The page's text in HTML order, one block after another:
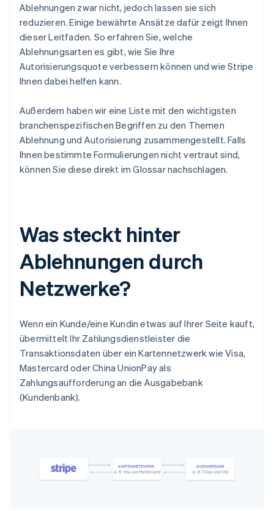
Ablehnungen zwar nicht, jedoch lassen sie sich
reduzieren. Einige bewährte Ansätze dafür zeigt Ihnen
dieser Leitfaden. So erfahren Sie, welche
Ablehnungsarten es gibt, wie Sie Ihre
Autorisierungsquote verbessern können und wie Stripe
Ihnen dabei helfen kann.
Außerdem haben wir eine Liste mit den wichtigsten
branchenspezifischen Begriffen zu den Themen
Ablehnung und Autorisierung zusammengestellt. Falls
Ihnen bestimmte Formulierungen nicht vertraut sind,
können Sie diese direkt im Glossar nachschlagen.
Was steckt hinter
Ablehnungen durch
Netzwerke?
Wenn ein Kunde/eine Kundin etwas auf Ihrer Seite kauft,
übermittelt Ihr Zahlungsdienstleister die
Transaktionsdaten über ein Kartennetzwerk wie Visa,
Mastercard oder China UnionPay als
Zahlungsaufforderung an die Ausgabebank
(Kundenbank).